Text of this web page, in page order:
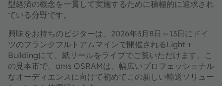
型経済の概念を一貫して実施するために積極的に追求され
ている分野です。
興味をお持ちのビジターは、2026年3月8日～13日にドイ
ツのフランクフルトアムマインで開催されるLight +
Buildingにて、紙リールをライブでご覧いただけます。こ
の見本市で、ams OSRAMは、幅広いプロフェッショナル
なオーディエンスに向けて初めてこの新しい輸送ソリュー